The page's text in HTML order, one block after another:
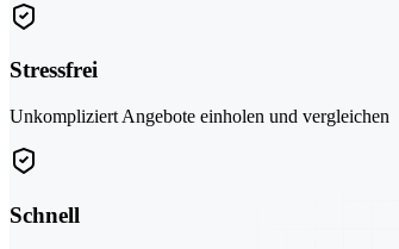
Stressfrei
Unkompliziert Angebote einholen und vergleichen
Schnell